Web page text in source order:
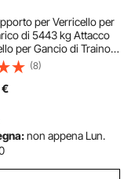
per Verricello per
di 5443 kg Attacco
per Gancio di Traino
Selezionati Jeep
JLU e Gladiator JT
Nero
(8)
€
non appena Lun.